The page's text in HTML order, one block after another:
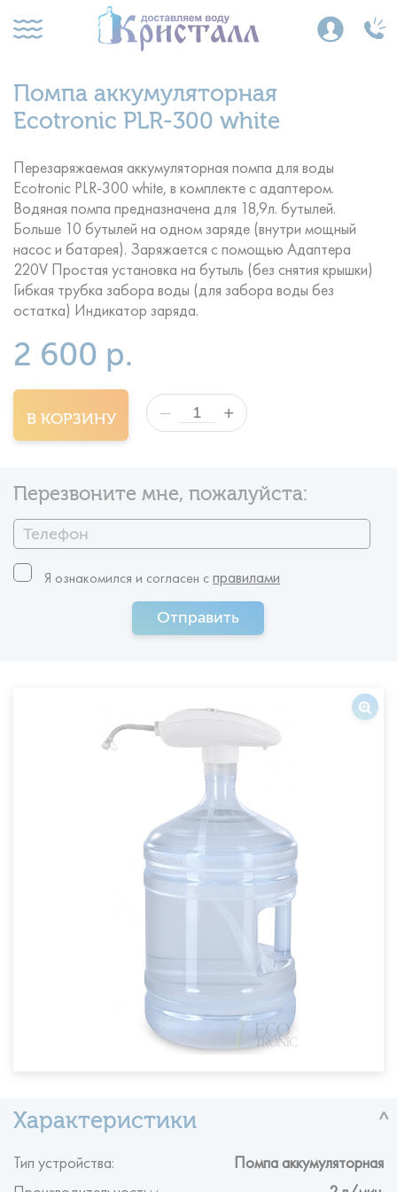
Помпа аккумуляторная
Ecotronic PLR-300 white
Перезаряжаемая аккумуляторная помпа для воды
Ecotronic PLR-300 white, в комплекте с адаптером.
Водяная помпа предназначена для 18,9л. бутылей.
Больше 10 бутылей на одном заряде (внутри мощный
насос и батарея). Заряжается с помощью Адаптера
220V Простая установка на бутыль (без снятия крышки)
Гибкая трубка забора воды (для забора воды без
остатка) Индикатор заряда.
2 600 р.
В КОРЗИНУ — +
Перезвоните мне, пожалуйста:
Отправить
Я ознакомился и согласен c
Тип устройства: Помпа аккумуляторная
Производительность: : 2 л/мин.